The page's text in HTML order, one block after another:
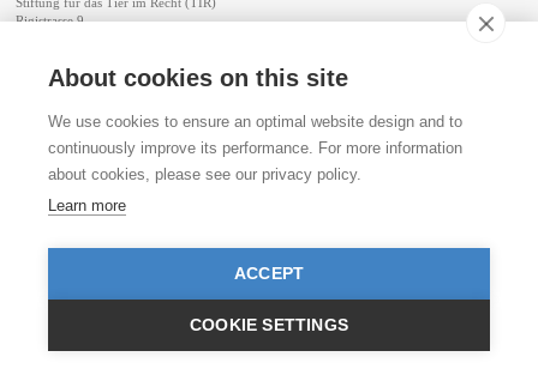
Rigistrasse 9
info@tierimrecht.org
Ihre Spende kann von den Steuern abgezogen werden.
IBAN: CH17 0900 0000 8770 0700 7, PostFinance CHF
IBAN: CH39 0900 0000 9113 3025 5, PostFinance EUR
IBAN: CH22 8080 8001 5799 0350 4, Raiffeisenbank CHF
© TIR / Impressum und Datenschutz
About cookies on this site
We use cookies to ensure an optimal website design and to
continuously improve its performance. For more information
about cookies, please see our privacy policy.
Learn more
ACCEPT
COOKIE SETTINGS